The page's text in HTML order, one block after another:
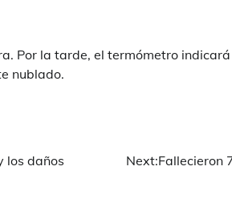
Por la tarde, el termómetro
nublado.
los daños
Next:Fallecieron